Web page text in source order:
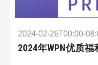
2024-02-26T00:00-
2024年WPN优质